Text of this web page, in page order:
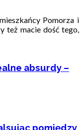
Pomorza i
też macie dość tego,
absurdy –
pomiędzy